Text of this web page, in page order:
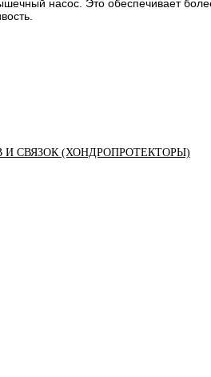
СВЯЗОК (ХОНДРОПРОТЕКТОРЫ)
насос. Это обеспечивает